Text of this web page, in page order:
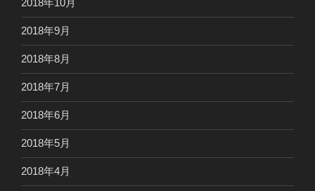
2018年10月
2018年9月
2018年8月
2018年7月
2018年6月
2018年5月
2018年4月